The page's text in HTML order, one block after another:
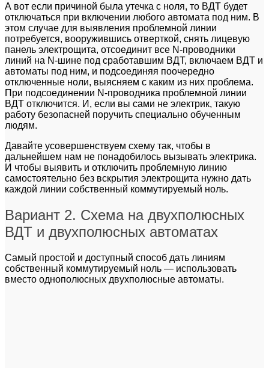
А вот если причиной была утечка с ноля, то ВДТ будет
отключаться при включении любого автомата под ним. В
этом случае для выявления проблемной линии
потребуется, вооружившись отверткой, снять лицевую
панель электрощита, отсоединит все N-проводники
линий на N-шине под сработавшим ВДТ, включаем ВДТ и
автоматы под ним, и подсоединяя поочередно
отключенные ноли, выясняем с каким из них проблема.
При подсоединении N-проводника проблемной линии
ВДТ отключится. И, если вы сами не электрик, такую
работу безопасней поручить специально обученным
людям.
Давайте усовершенствуем схему так, чтобы в
дальнейшем нам не понадобилось вызывать электрика.
И чтобы выявить и отключить проблемную линию
самостоятельно без вскрытия электрощита нужно дать
каждой линии собственный коммутируемый ноль.
Вариант 2. Схема на двухполюсных
ВДТ и двухполюсных автоматах
Самый простой и доступный способ дать линиям
собственный коммутируемый ноль — использовать
вместо однополюсных двухполюсные автоматы.